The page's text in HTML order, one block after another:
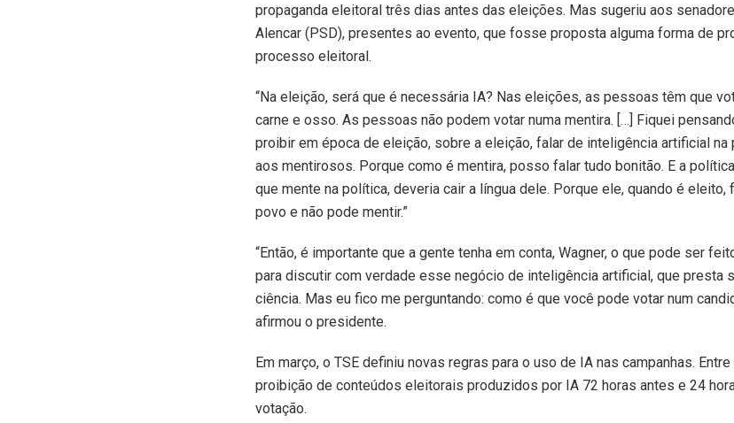
propaganda eleitoral três dias antes das eleições. Mas sugeriu aos
Alencar (PSD), presentes ao evento, que fosse proposta alguma forma de
processo eleitoral.
“Na eleição, será que é necessária IA? Nas eleições, as pessoas têm que
carne e osso. As pessoas não podem votar numa mentira. […] Fiquei
proibir em época de eleição, sobre a eleição, falar de inteligência artificial
aos mentirosos. Porque como é mentira, posso falar tudo bonitão. E a
que mente na política, deveria cair a língua dele. Porque ele, quando é
povo e não pode mentir.”
“Então, é importante que a gente tenha em conta, Wagner, o que pode ser
para discutir com verdade esse negócio de inteligência artificial, que presta
ciência. Mas eu fico me perguntando: como é que você pode votar num
afirmou o presidente.
Em março, o TSE definiu novas regras para o uso de IA nas campanhas.
proibição de conteúdos eleitorais produzidos por IA 72 horas antes e 24
votação.